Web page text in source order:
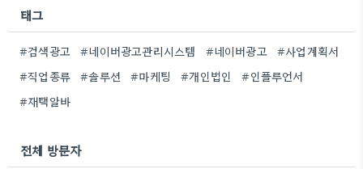
태그
#검색광고 #네이버광고관리시스템 #네이버광고
#사업계획서
#직업종류
#솔루션 #마케팅 #개인법인
#인플루언서
#재택알바
전체 방문자